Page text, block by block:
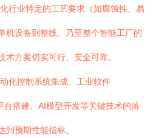
行业特定的工艺要求（如腐蚀性、易
机设备到整线、乃至整个智能工厂的
方案切实可行、安全可靠。
化控制系统集成、工业软件
台搭建、AI模型开发等关键技术的落
预期性能指标。